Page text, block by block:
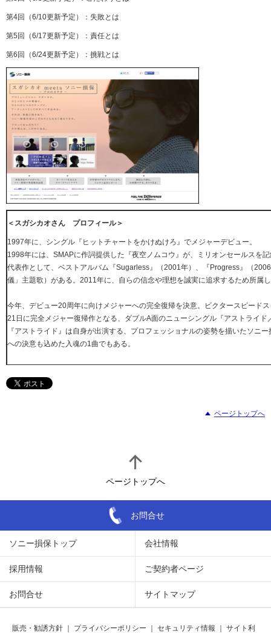
第4回（6/10更新予定）：失敗とは
第5回（6/17更新予定）：責任とは
第6回（6/24更新予定）：挑戦とは
＜スガシカオさん プロフィール＞
1997年に、シングル『ヒットチャートをかけぬけろ』でメジャーデビュー。
1998年には、SMAPに作詞提供した『夜空ノムコウ』が、ミリオンセールスを
代表作として、ベストアルバム『Sugarless』（2001年）、『Progress』（
儀」主題歌）がある。2011年に、自らの信念や理想を誠実に追求するため所属
今年、デビュー20周年に向けメジャーへの完全復帰を決意。ビクタースピード
21日に完全メジャー復帰作となる、ダブルA面のニューシングル『アストライド
『アストライド』は自身が出演する、プロフェッショナルの姿勢を描いたソニ
への決意も込めた入魂の1曲でもある。
ページトップへ
ページトップへ
お問合せ
ソニー損保トップ 会社情報
採用情報 ご契約者ページ
お問合せ サイトマップ
販売・勧誘方針 プライバシーポリシー セキュリティ情報 サイト利